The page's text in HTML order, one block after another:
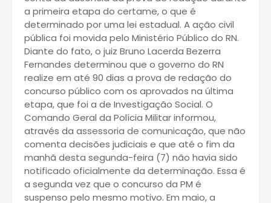
a primeira etapa do certame, o que é
determinado por uma lei estadual. A ação civil
pública foi movida pelo Ministério Público do RN.
Diante do fato, o juiz Bruno Lacerda Bezerra
Fernandes determinou que o governo do RN
realize em até 90 dias a prova de redação do
concurso público com os aprovados na última
etapa, que foi a de Investigação Social. O
Comando Geral da Polícia Militar informou,
através da assessoria de comunicação, que não
comenta decisões judiciais e que até o fim da
manhã desta segunda-feira (7) não havia sido
notificado oficialmente da determinação. Essa é
a segunda vez que o concurso da PM é
suspenso pelo mesmo motivo. Em maio, a